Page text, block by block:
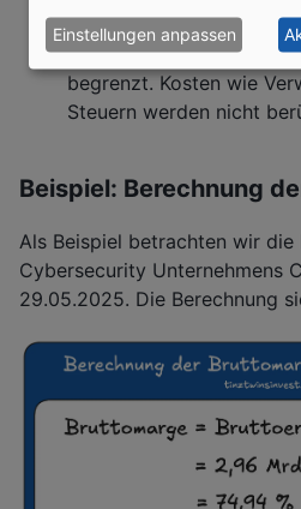
Die Aussagekraft in
Gesamtprofitabilität
begrenzt. Kosten wie
Steuern werden nicht
Beispiel: Berechnung
Als Beispiel betrachten wir
Cybersecurity Unternehmens
29.05.2025. Die Berechnung
Einstellungen anpassen